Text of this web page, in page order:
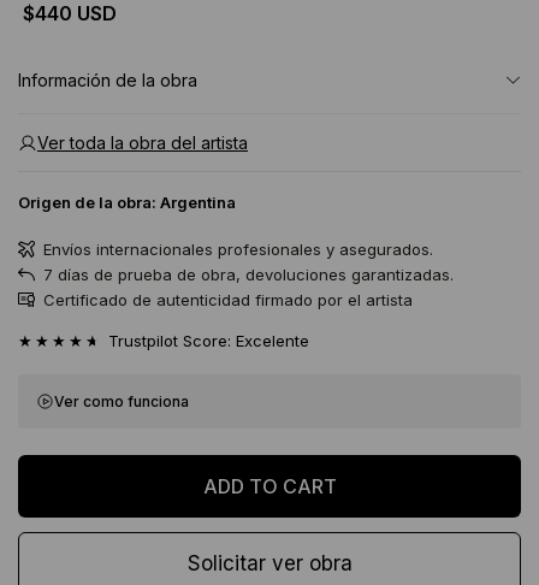
$440 USD
Información de la obra
Ver toda la obra del artista
Origen de la obra: Argentina
Envíos internacionales profesionales y asegurados.
7 días de prueba de obra, devoluciones garantizadas.
Certificado de autenticidad firmado por el artista
★★★★★ Trustpilot Score: Excelente
Ver como funciona
Solicitar ver obra